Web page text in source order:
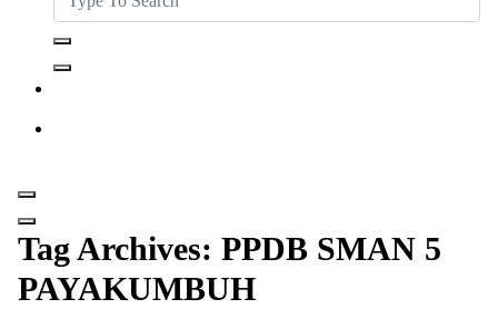
Tag Archives: PPDB SMAN 5
PAYAKUMBUH